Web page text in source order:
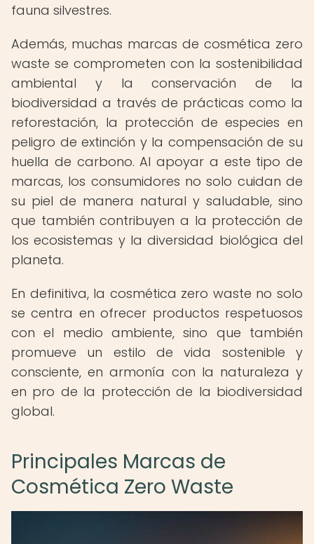
fauna silvestres.
Además, muchas marcas de cosmética zero
waste se comprometen con la sostenibilidad
ambiental y la conservación de la
biodiversidad a través de prácticas como la
reforestación, la protección de especies en
peligro de extinción y la compensación de su
huella de carbono. Al apoyar a este tipo de
marcas, los consumidores no solo cuidan de
su piel de manera natural y saludable, sino
que también contribuyen a la protección de
los ecosistemas y la diversidad biológica del
planeta.
En definitiva, la cosmética zero waste no solo
se centra en ofrecer productos respetuosos
con el medio ambiente, sino que también
promueve un estilo de vida sostenible y
consciente, en armonía con la naturaleza y
en pro de la protección de la biodiversidad
global.
Principales Marcas de
Cosmética Zero Waste